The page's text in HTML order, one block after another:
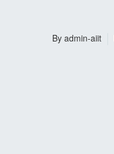
By admin-aiit